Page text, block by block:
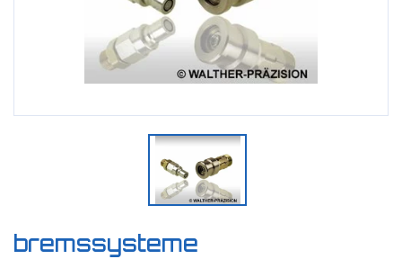
bremssysteme